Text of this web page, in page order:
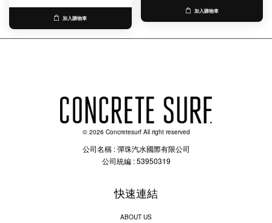
加入購物車
加入購物車
© 2026 Concretesurf All right reserved
公司名稱 : 彈珠汽水國際有限公司
公司統編 : 53950319
快速連結
ABOUT US